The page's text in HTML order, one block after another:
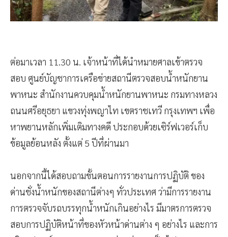
ต่อมาเวลา 11.30 น. เจ้าหน้าที่ได้นำหมายศาลเข้าตรวจ
สอบ ศูนย์บัญชาการเครือข่ายสถานีตรวจสอบน้ำหนักยาน
พาหนะ สำนักงานควบคุมน้ำหนักยานพาหนะ กรมทางหลวง
ถนนศรีอยุธยา แขวงทุ่งพญาไท เขตราชเทวี กรุงเทพฯ เพื่อ
หาพยานหลักเพิ่มเติมทางคดี ประกอบด้วยเซิร์ฟเวอร์เก็บ
ข้อมูลย้อนหลัง ตั้งแต่ 5 ปีที่ผ่านมา
นอกจากนี้ได้สอบถามขั้นตอนการรายงานการปฏิบัติ ของ
ด่านชั่งน้ำหนักของสถานีต่างๆ ทั่วประเทศ ว่ามีการรายงาน
การตรวจจับรถบรรทุกน้ำหนักเกินอย่างไร มีมาตรการตรวจ
สอบการปฏิบัติหน้าที่ของหัวหน้าด่านต่าง ๆ อย่างไร และการ